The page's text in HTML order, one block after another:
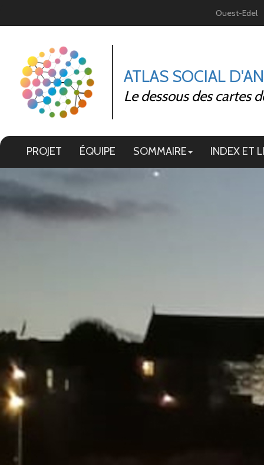
Ouest-Edel
ATLAS SOCIAL
Le dessous des cartes
PROJET ÉQUIPE SOMMAIRE INDEX ET